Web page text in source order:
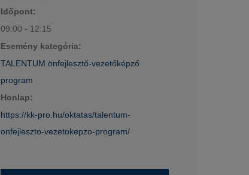
Időpont:
09:00 - 12:15
Esemény kategória:
TALENTUM önfejlesztő-vezetőképző
program
Honlap:
https://kk-pro.hu/oktatas/talentum-
onfejleszto-vezetokepzo-program/